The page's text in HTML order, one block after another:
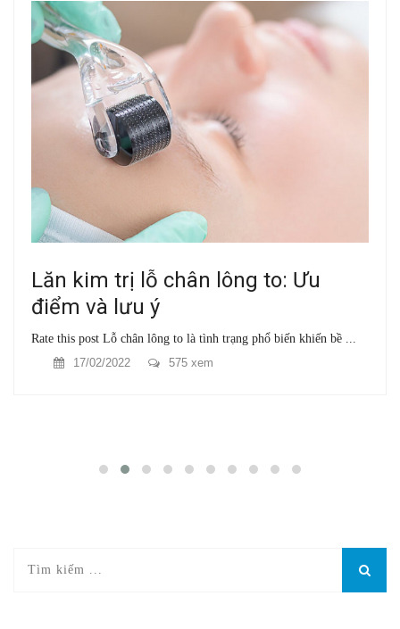
Lăn kim trị lỗ chân lông to: Ưu
điểm và lưu ý
Rate this post Lỗ chân lông to là tình trạng phổ biến khiến bề ...
17/02/2022
575 xem